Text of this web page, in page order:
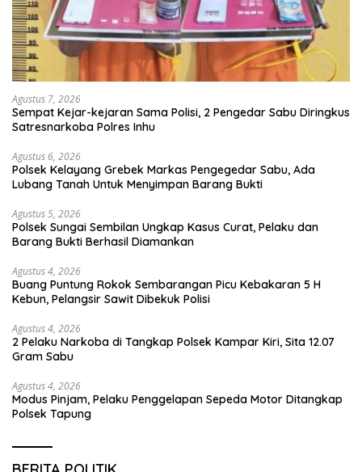
Agustus 7, 2026
Sempat Kejar-kejaran Sama Polisi, 2 Pengedar Sabu Diringkus
Satresnarkoba Polres Inhu
Agustus 6, 2026
Polsek Kelayang Grebek Markas Pengegedar Sabu, Ada
Lubang Tanah Untuk Menyimpan Barang Bukti
Agustus 5, 2026
Polsek Sungai Sembilan Ungkap Kasus Curat, Pelaku dan
Barang Bukti Berhasil Diamankan
Agustus 4, 2026
Buang Puntung Rokok Sembarangan Picu Kebakaran 5 H
Kebun, Pelangsir Sawit Dibekuk Polisi
Agustus 4, 2026
2 Pelaku Narkoba di Tangkap Polsek Kampar Kiri, Sita 12.07
Gram Sabu
Agustus 4, 2026
Modus Pinjam, Pelaku Penggelapan Sepeda Motor Ditangkap
Polsek Tapung